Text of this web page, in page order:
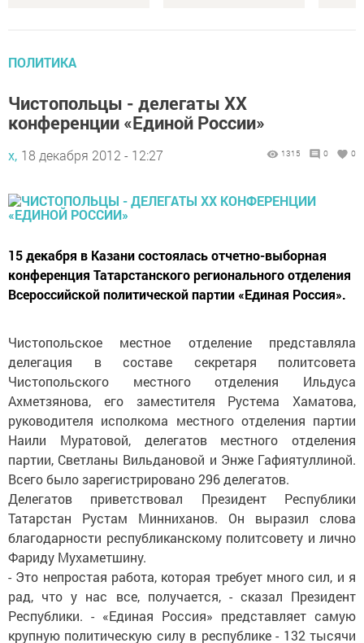
ПОЛИТИКА
Чистопольцы - делегаты XX
конференции «Единой России»
х, 18 декабря 2012 - 12:27 1315 0 0
15 декабря в Казани состоялась отчетно-выборная
конференция Татарстанского регионального отделения
Всероссийской политической партии «Единая Россия».
Чистопольское местное отделение представляла
делегация в составе секретаря политсовета
Чистопольского местного отделения Ильдуса
Ахметзянова, его заместителя Рустема Хаматова,
руководителя исполкома местного отделения партии
Наили Муратовой, делегатов местного отделения
партии, Светланы Вильдановой и Энже Гафиятуллиной.
Всего было зарегистрировано 296 делегатов.
Делегатов приветствовал Президент Республики
Татарстан Рустам Минниханов. Он выразил слова
благодарности республиканскому политсовету и лично
Фариду Мухаметшину.
- Это непростая работа, которая требует много сил, и я
рад, что у нас все, получается, - сказал Президент
Республики. - «Единая Россия» представляет самую
крупную политическую силу в республике - 132 тысячи